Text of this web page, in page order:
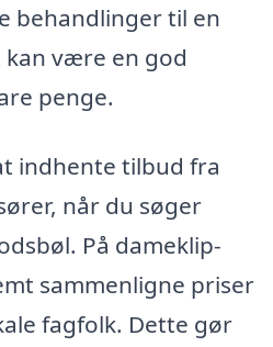
behandlinger til en
være en god
penge.
indhente tilbud fra
når du søger
På dameklip-
sammenligne priser
fagfolk. Dette gør